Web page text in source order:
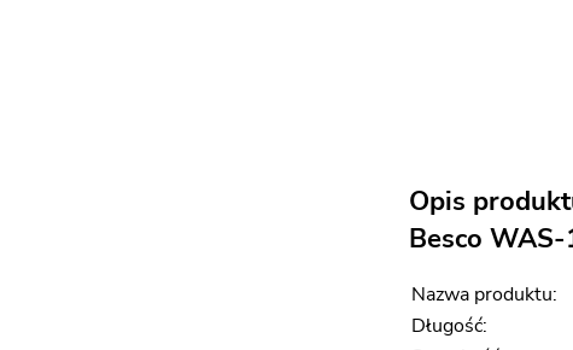
Opis
Besco
Nazwa produktu:
Długość: